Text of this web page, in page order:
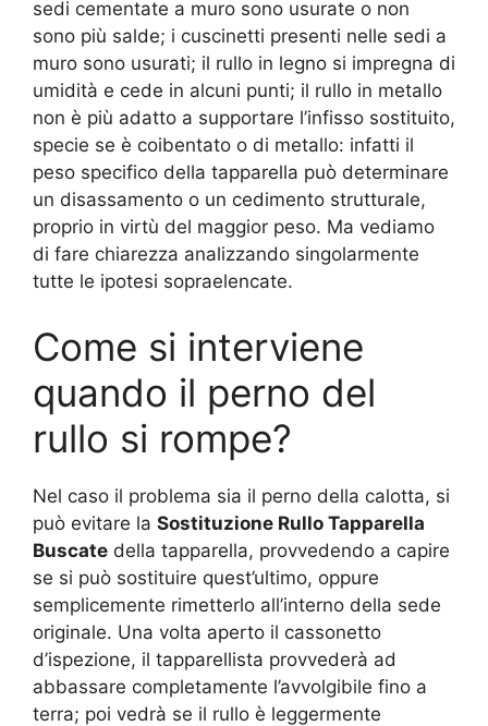
sedi cementate a muro sono usurate o non
sono più salde; i cuscinetti presenti nelle sedi a
muro sono usurati; il rullo in legno si impregna di
umidità e cede in alcuni punti; il rullo in metallo
non è più adatto a supportare l’infisso sostituito,
specie se è coibentato o di metallo: infatti il
peso specifico della tapparella può determinare
un disassamento o un cedimento strutturale,
proprio in virtù del maggior peso. Ma vediamo
di fare chiarezza analizzando singolarmente
tutte le ipotesi sopraelencate.
Come si interviene
quando il perno del
rullo si rompe?
Nel caso il problema sia il perno della calotta, si
può evitare la Sostituzione Rullo Tapparella
Buscate della tapparella, provvedendo a capire
se si può sostituire quest’ultimo, oppure
semplicemente rimetterlo all’interno della sede
originale. Una volta aperto il cassonetto
d’ispezione, il tapparellista provvederà ad
abbassare completamente l’avvolgibile fino a
terra; poi vedrà se il rullo è leggermente